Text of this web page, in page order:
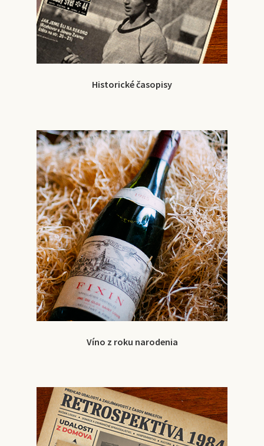
Historické časopisy
Víno z roku narodenia